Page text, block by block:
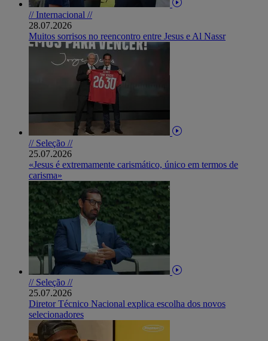
// Internacional //
28.07.2026
Muitos sorrisos no reencontro entre Jesus e Al Nassr
// Seleção //
25.07.2026
«Jesus é extremamente carismático, único em termos de
carisma»
// Seleção //
25.07.2026
Diretor Técnico Nacional explica escolha dos novos
selecionadores